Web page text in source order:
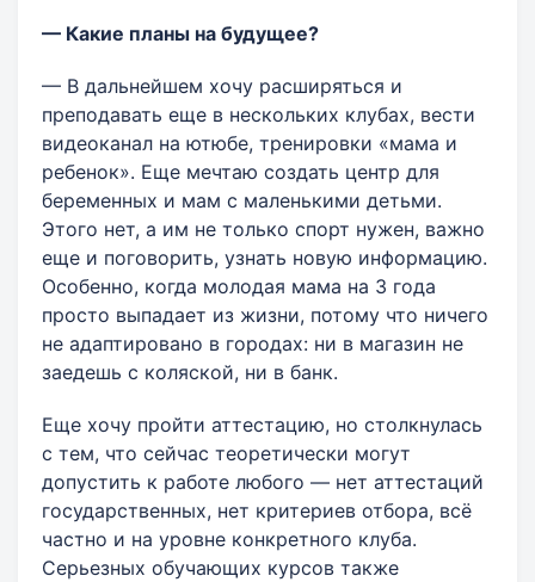
— Какие планы на будущее?
— В дальнейшем хочу расширяться и
преподавать еще в нескольких клубах, вести
видеоканал на ютюбе, тренировки «мама и
ребенок». Еще мечтаю создать центр для
беременных и мам с маленькими детьми.
Этого нет, а им не только спорт нужен, важно
еще и поговорить, узнать новую информацию.
Особенно, когда молодая мама на 3 года
просто выпадает из жизни, потому что ничего
не адаптировано в городах: ни в магазин не
заедешь с коляской, ни в банк.
Еще хочу пройти аттестацию, но столкнулась
с тем, что сейчас теоретически могут
допустить к работе любого — нет аттестаций
государственных, нет критериев отбора, всё
частно и на уровне конкретного клуба.
Серьезных обучающих курсов также